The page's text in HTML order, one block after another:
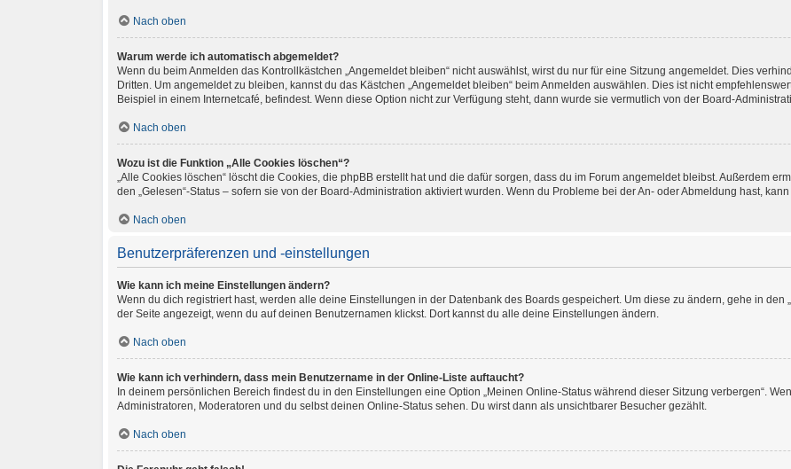
Nach oben
Warum werde ich automatisch abgemeldet?
Wenn du beim Anmelden das Kontrollkästchen „Angemeldet bleiben“ nicht auswählst, wirst du nur für eine Sitzung angemeldet. Dies
Dritten. Um angemeldet zu bleiben, kannst du das Kästchen „Angemeldet bleiben“ beim Anmelden auswählen. Dies ist nicht
Beispiel in einem Internetcafé, befindest. Wenn diese Option nicht zur Verfügung steht, dann wurde sie vermutlich von der Board-
Nach oben
Wozu ist die Funktion „Alle Cookies löschen“?
„Alle Cookies löschen“ löscht die Cookies, die phpBB erstellt hat und die dafür sorgen, dass du im Forum angemeldet bleibst. Außerdem
den „Gelesen“-Status – sofern sie von der Board-Administration aktiviert wurden. Wenn du Probleme bei der An- oder Abmeldung hast,
Nach oben
Benutzerpräferenzen und -einstellungen
Wie kann ich meine Einstellungen ändern?
Wenn du dich registriert hast, werden alle deine Einstellungen in der Datenbank des Boards gespeichert. Um diese zu ändern, gehe in den
der Seite angezeigt, wenn du auf deinen Benutzernamen klickst. Dort kannst du alle deine Einstellungen ändern.
Nach oben
Wie kann ich verhindern, dass mein Benutzername in der Online-Liste auftaucht?
In deinem persönlichen Bereich findest du in den Einstellungen eine Option „Meinen Online-Status während dieser Sitzung verbergen“.
Administratoren, Moderatoren und du selbst deinen Online-Status sehen. Du wirst dann als unsichtbarer Besucher gezählt.
Nach oben